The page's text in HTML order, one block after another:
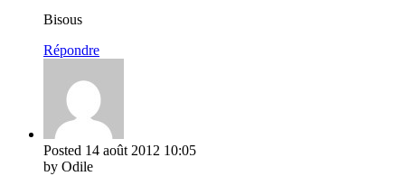
Bisous
Répondre
Posted 14 août 2012 10:05
by Odile